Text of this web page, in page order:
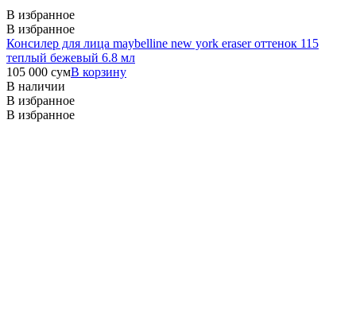
В избранное
В избранное
Консилер для лица maybelline new york eraser оттенок 115
теплый бежевый 6.8 мл
105 000 сумВ корзину
В наличии
В избранное
В избранное